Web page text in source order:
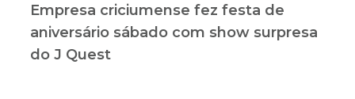
Empresa criciumense fez festa de
aniversário sábado com show surpresa
do J Quest